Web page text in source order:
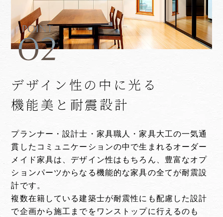
POINT
02
デザイン性の中に光る
機能美と耐震設計
プランナー・設計士・家具職人・家具大工の一気通
貫したコミュニケーションの中で生まれるオーダー
メイド家具は、デザイン性はもちろん、豊富なオプ
ションパーツからなる機能的な家具の全てが耐震設
計です。
複数在籍している建築士が耐震性にも配慮した設計
で企画から施工までをワンストップに行えるのも